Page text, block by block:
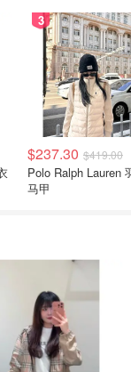
3
$237.30 $419.00
Polo Ralph Lauren
马甲